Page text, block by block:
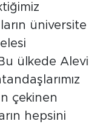
üniversite
ülkede Alevi
çekinen
hepsini